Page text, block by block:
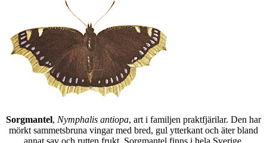
Sorgmantel, Nymphalis antiopa, art i familjen praktfjärilar. Den har
mörkt sammetsbruna vingar med bred, gul ytterkant och äter bland
annat sav och rutten frukt. Sorgmantel finns i hela Sverige.